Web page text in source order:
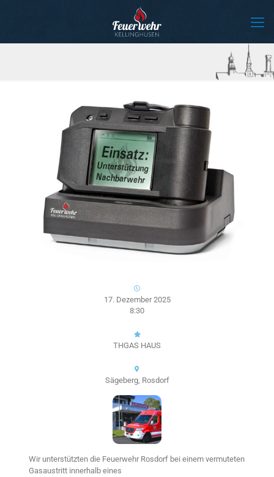
17. Dezember 2025
8:30
THGAS HAUS
Sägeberg, Rosdorf
Wir unterstützten die Feuerwehr Rosdorf bei einem vermuteten
Gasaustritt innerhalb eines